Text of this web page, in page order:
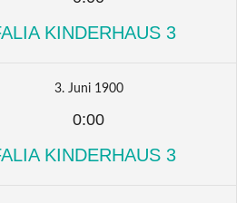
KINDERHAUS 3
3. Juni 1900
0:00
KINDERHAUS 3